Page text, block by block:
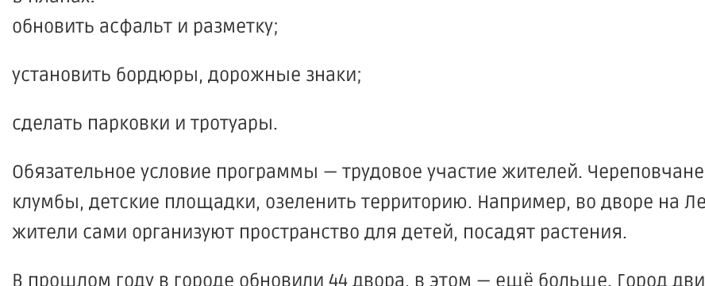
обновить асфальт и разметку;
установить бордюры, дорожные знаки;
сделать парковки и тротуары.
Обязательное условие программы — трудовое участие жителей. Череповчане
клумбы, детские площадки, озеленить территорию. Например, во дворе на
жители сами организуют пространство для детей, посадят растения.
В прошлом году в городе обновили 44 двора, в этом — ещё больше. Город